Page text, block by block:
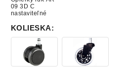
09 3D C
nastaviteľné
KOLIESKA: